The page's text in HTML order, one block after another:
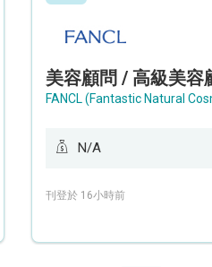
FANCL (Fantastic Natural
N/A
刊登於 16小時前